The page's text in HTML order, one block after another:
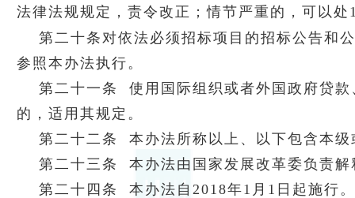
法律法规规定，责令改正；情节严重的，可以处
第二十条对依法必须招标项目的招标公告和
参照本办法执行。
第二十一条 使用国际组织或者外国政府贷
的，适用其规定。
第二十二条 本办法所称以上、以下包含本级
第二十三条 本办法由国家发展改革委负责解
第二十四条 本办法自2018年1月1日起施行